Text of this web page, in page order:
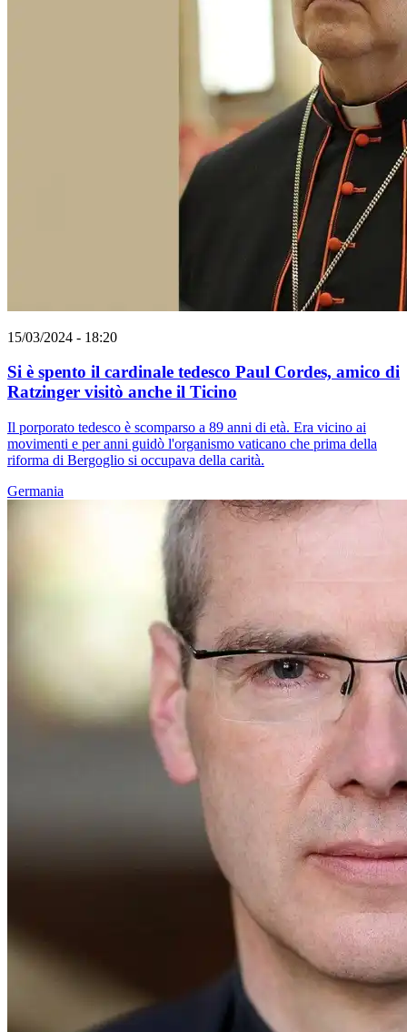
15/03/2024 - 18:20
Si è spento il cardinale tedesco Paul Cordes, amico di
Ratzinger visitò anche il Ticino
Il porporato tedesco è scomparso a 89 anni di età. Era vicino ai
movimenti e per anni guidò l'organismo vaticano che prima della
riforma di Bergoglio si occupava della carità.
Germania